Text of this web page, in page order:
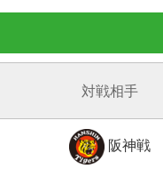
対戦相手
阪神戦